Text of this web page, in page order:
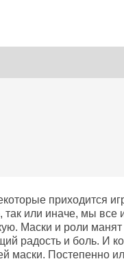
приходится
так или иначе, мы все
Маски и роли манят
радость и боль. И
маски. Постепенно